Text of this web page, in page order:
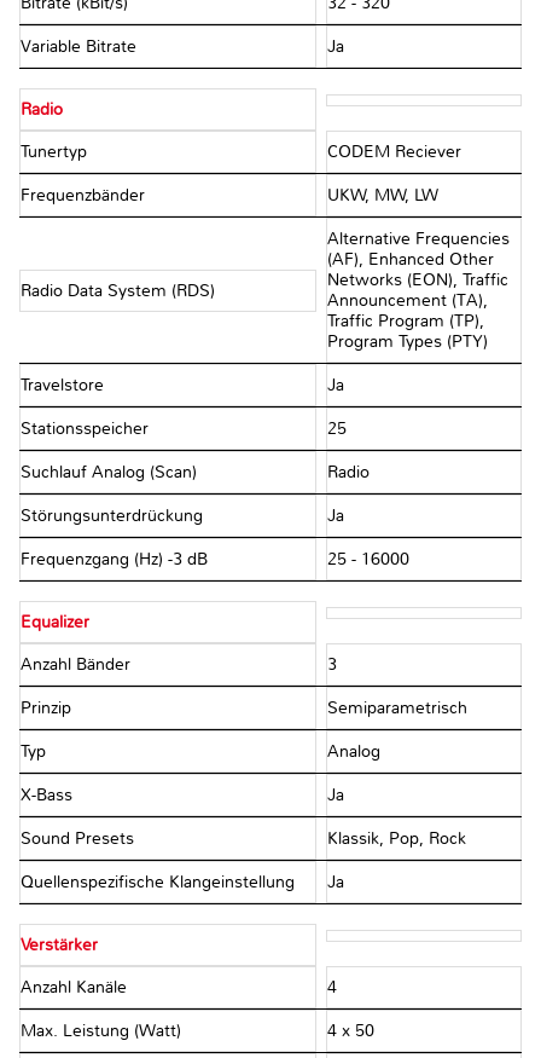
Variable Bitrate Ja
Radio
Tunertyp CODEM Reciever
Frequenzbänder UKW, MW, LW
Radio Data System (RDS)
Alternative Frequencies
(AF), Enhanced Other
Networks (EON), Traffic
Announcement (TA),
Traffic Program (TP),
Program Types (PTY)
Travelstore Ja
Stationsspeicher 25
Suchlauf Analog (Scan) Radio
Störungsunterdrückung Ja
Frequenzgang (Hz) -3 dB 25 - 16000
Equalizer
Anzahl Bänder 3
Prinzip Semiparametrisch
Typ Analog
X-Bass Ja
Sound Presets Klassik, Pop, Rock
Quellenspezifische Klangeinstellung Ja
Verstärker
Anzahl Kanäle 4
Max. Leistung (Watt) 4 x 50